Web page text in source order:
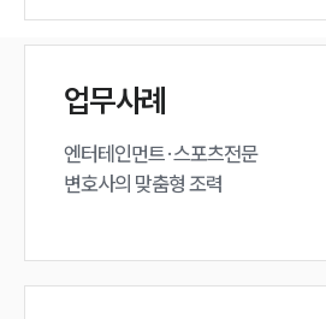
업무사례
엔터테인먼트·스포츠전문
변호사의 맞춤형 조력